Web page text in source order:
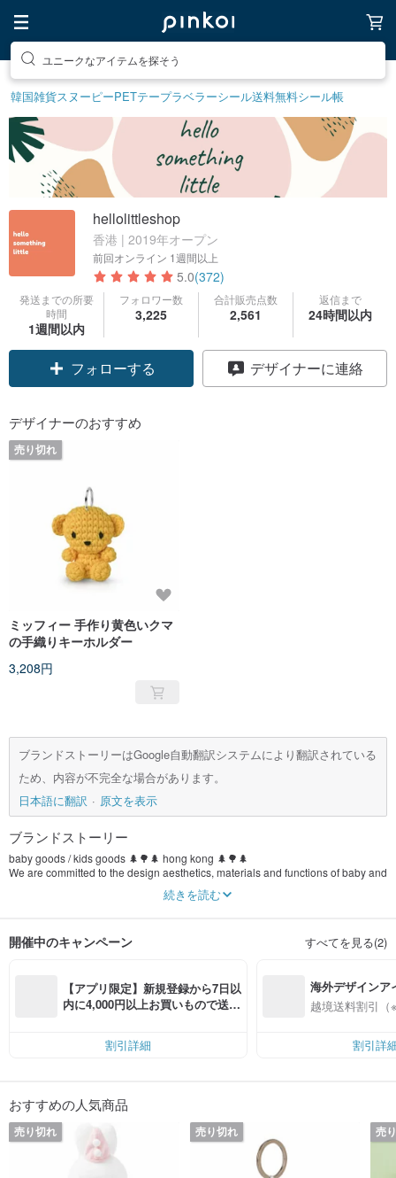
素敵な生活グッズを探そう
韓国雑貨スヌーピーPETテープラベラーシール送料無料シール帳
hellolittleshop
香港 | 2019年オープン
前回オンライン 1週間以上
5.0(372)
発送までの所要
時間
1週間以内
フォロワー数
3,225
合計販売点数
2,561
返信まで
24時間以内
クーポン取得
フォローする
デザイナーに連絡
デザイナーのおすすめ
売り切れ
ミッフィー 手作り黄色いクマ
の手織りキーホルダー
3,208円
ブランドストーリーはGoogle自動翻訳システムにより翻訳されている
ため、内容が不完全な場合があります。
日本語に翻訳
原文を表示
ブランドストーリー
baby goods / kids goods 🌲🌳🌲 hong kong 🌲🌳🌲
We are committed to the design aesthetics, materials and functions of baby and
children's products; in the conservation of animals and the environment, the
effective use and sharing of resources.
and learn to love, cherish and share from the details of life are our most
続きを読む
開催中のキャンペーン すべてを見る(2)
【アプリ限定】新規登録から7日以
内に4,000円以上お買いもので送料
割引詳細
海外デザインア
入
越境送料割引（
割引詳
おすすめの人気商品
売り切れ 売り切れ 売